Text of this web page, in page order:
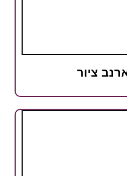
ציור